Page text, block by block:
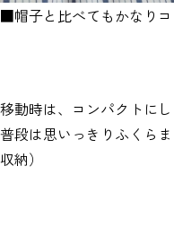
■帽子と比べてもかなり
移動時は、コンパクトに
普段は思いっきりふくら
収納）